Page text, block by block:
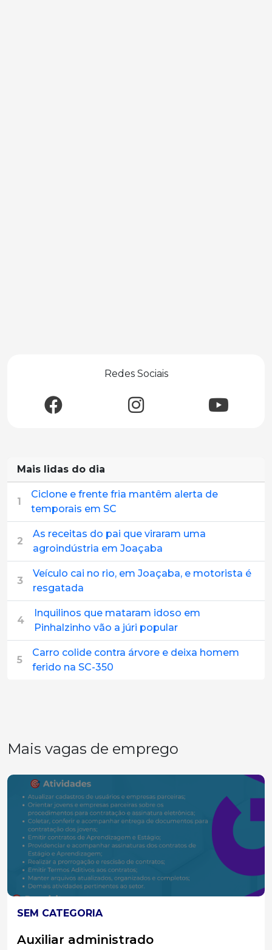
Redes Sociais
Mais lidas do dia
1
Ciclone e frente fria mantêm alerta de
temporais em SC
2
As receitas do pai que viraram uma
agroindústria em Joaçaba
3
Veículo cai no rio, em Joaçaba, e motorista é
resgatada
4
Inquilinos que mataram idoso em
Pinhalzinho vão a júri popular
5
Carro colide contra árvore e deixa homem
ferido na SC-350
Mais vagas de emprego
SEM CATEGORIA
Auxiliar administrado